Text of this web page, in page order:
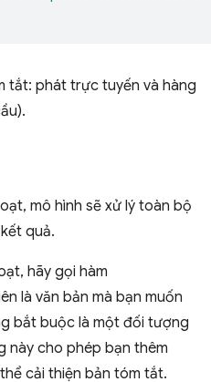
tắt: phát trực tuyến và hàng
mô hình sẽ xử lý toàn bộ
quả.
hãy gọi hàm
là văn bản mà bạn muốn
bắt buộc là một đối tượng
này cho phép bạn thêm
cải thiện bản tóm tắt.